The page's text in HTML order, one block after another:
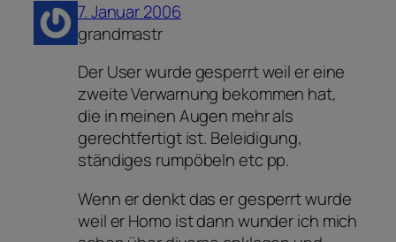
7. Januar 2006
grandmastr
Der User wurde gesperrt weil er eine
zweite Verwarnung bekommen hat,
die in meinen Augen mehr als
gerechtfertigt ist. Beleidigung,
ständiges rumpöbeln etc pp.
Wenn er denkt das er gesperrt wurde
weil er Homo ist dann wunder ich mich